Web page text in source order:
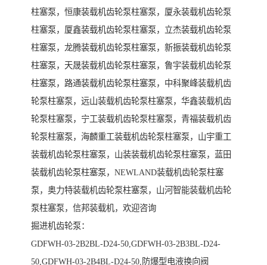
柱塞泵，恒康装载机齿轮泵柱塞泵，厦永装载机齿轮泵
柱塞泵，厦鑫装载机齿轮泵柱塞泵，立杰装载机齿轮泵
柱塞泵，龙腾装载机齿轮泵柱塞泵，新振装载机齿轮泵
柱塞泵，天晟装载机齿轮泵柱塞泵，鲁宇装载机齿轮泵
柱塞泵，路通装载机齿轮泵柱塞泵，中科聚峰装载机齿
轮泵柱塞泵，远山装载机齿轮泵柱塞泵，华鑫装载机齿
轮泵柱塞泵，宁工装载机齿轮泵柱塞泵，青福装载机齿
轮泵柱塞泵，海麟重工装载机齿轮泵柱塞泵，山宇重工
装载机齿轮泵柱塞泵，山装装载机齿轮泵柱塞泵，蓝田
装载机齿轮泵柱塞泵，NEWLAND装载机齿轮泵柱塞
泵，奥力特装载机齿轮泵柱塞泵，山河智能装载机齿轮
泵柱塞泵，信邦装载机，欢迎咨询
掘进机齿轮泵：
GDFWH-03-2B2BL-D24-50,GDFWH-03-2B3BL-D24-
50,GDFWH-03-2B4BL-D24-50,防爆型电液换向阀